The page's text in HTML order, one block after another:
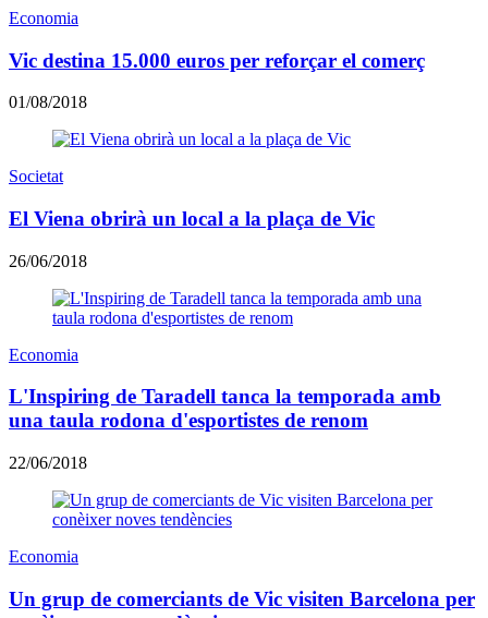
Economia
Vic destina 15.000 euros per reforçar el comerç
01/08/2018
Societat
El Viena obrirà un local a la plaça de Vic
26/06/2018
Economia
L'Inspiring de Taradell tanca la temporada amb
una taula rodona d'esportistes de renom
22/06/2018
Economia
Un grup de comerciants de Vic visiten Barcelona per